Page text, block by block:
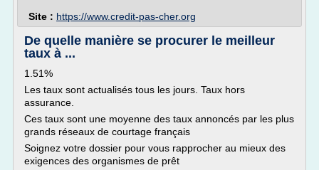
Site : https://www.credit-pas-cher.org
De quelle manière se procurer le meilleur
taux à ...
1.51%
Les taux sont actualisés tous les jours. Taux hors
assurance.
Ces taux sont une moyenne des taux annoncés par les plus
grands réseaux de courtage français
Soignez votre dossier pour vous rapprocher au mieux des
exigences des organismes de prêt